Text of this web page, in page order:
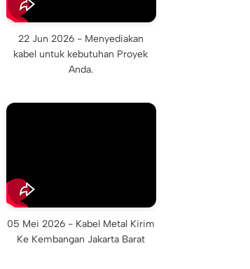
22 Jun 2026 - Menyediakan
kabel untuk kebutuhan Proyek
Anda.
05 Mei 2026 - Kabel Metal Kirim
Ke Kembangan Jakarta Barat